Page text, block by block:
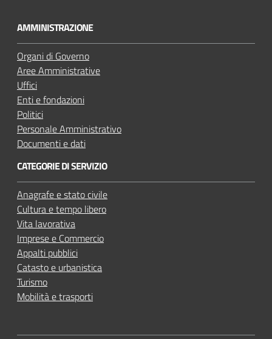
u
u
b
e
AMMINISTRAZIONE
Organi di Governo
Aree Amministrative
Uffici
Enti e fondazioni
Politici
Personale Amministrativo
Documenti e dati
CATEGORIE DI SERVIZIO
Anagrafe e stato civile
Cultura e tempo libero
Vita lavorativa
Imprese e Commercio
Appalti pubblici
Catasto e urbanistica
Turismo
Mobilità e trasporti